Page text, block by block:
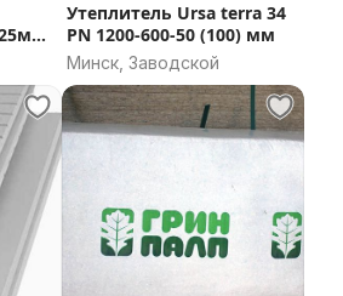
Утеплитель Ursa terra 34
PN 1200-600-50 (100) мм
Минск, Заводской